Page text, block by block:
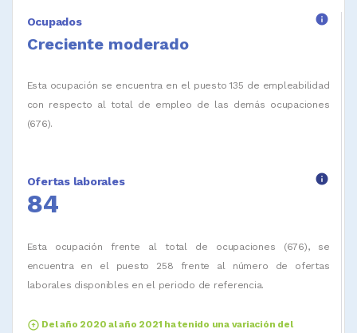
Ocupados info
Creciente moderado
Esta ocupación se encuentra en el puesto 135 de empleabilidad
con respecto al total de empleo de las demás ocupaciones
(676).
Ofertas laborales info
84
Esta ocupación frente al total de ocupaciones (676), se
encuentra en el puesto 258 frente al número de ofertas
laborales disponibles en el periodo de referencia.
arrow_circle_up Del año 2020 al año 2021 ha tenido una variación del